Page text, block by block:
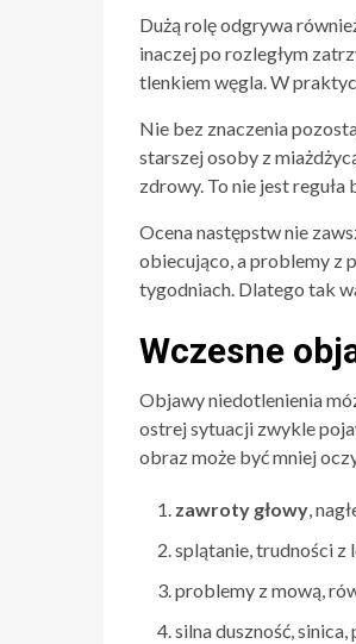
Dużą rolę odgrywa
inaczej po rozległym
tlenkiem węgla. W
Nie bez znaczenia
starszej osoby z
zdrowy. To nie jest
Ocena następstw nie
obiecująco, a problemy z
tygodniach. Dlatego tak
Wczesne
Objawy niedotlenienia
ostrej sytuacji zwykle
obraz może być mniej
zawroty głowy,
splątanie, trudności z
problemy z mową,
silna duszność,